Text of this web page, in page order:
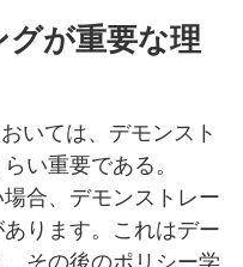
グが重要な理
いては、デモンスト
い重要である。
合、デモンストレー
ります。これはデー